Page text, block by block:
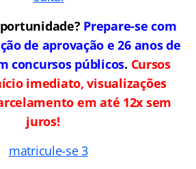
Prepare-se com
de aprovação e 26 anos de
concursos públicos. Cursos
imediato, visualizações
em até 12x sem
juros!